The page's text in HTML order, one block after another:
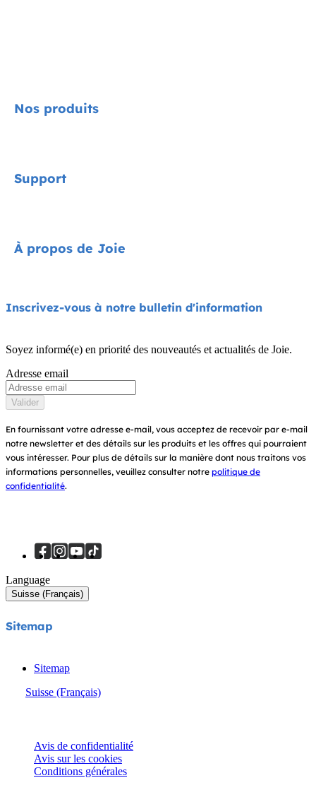
Nos produits
Poussettes
Balancelles et transats
Lit de voyage et cododo
Porte-bébés
Support
Garantie
Manuels d’utilisation
À propos de Joie
À propos de nous
Trouver un magasin
Enregistrez votre produit
Inscrivez-vous à notre bulletin d'information
Soyez informé(e) en priorité des nouveautés et actualités de Joie.
Adresse email
Valider
En fournissant votre adresse e-mail, vous acceptez de recevoir par e-mail
notre newsletter et des détails sur les produits et les offres qui pourraient
vous intéresser. Pour plus de détails sur la manière dont nous traitons vos
informations personnelles, veuillez consulter notre politique de
confidentialité.
Language
Suisse (Français)
Sitemap
Sitemap
Suisse (Français)
Avis de confidentialité
Avis sur les cookies
Conditions générales